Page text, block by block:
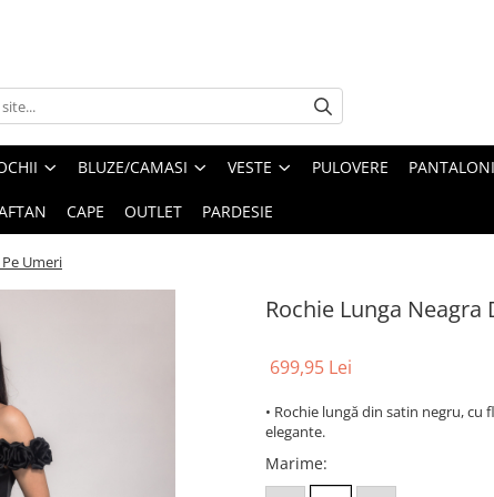
BLUZE/CAMASI VESTE PULOVERE PANTALONI
CAPE OUTLET PARDESIE
Umeri
Rochie Lunga
699,95 Lei
• Rochie lungă din satin negru,
elegante.
Marime: